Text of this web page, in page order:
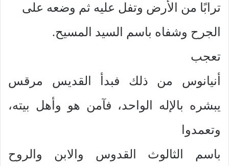
ترابًا من الأرض وتفل عليه ثم وضعه على
الجرح وشفاه باسم السيد المسيح.
تعجب
أنيانوس من ذلك فبدأ القديس مرقس
يبشره بالإله الواحد، فآمن هو وأهل بيته،
وتعمدوا
باسم الثالوث القدوس والابن والروح